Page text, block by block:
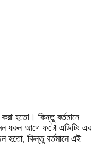
হতো। কিন্তু বর্তমানে
ধরুন আগে ফটো এডিটিং এর
হতো, কিন্তু বর্তমানে এই